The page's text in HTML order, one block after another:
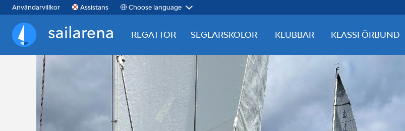
Användarvillkor Assistans Choose language
Sailarena
REGATTOR SEGLARSKOLOR KLUBBAR KLASSFÖRBUND